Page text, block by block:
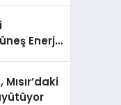
Enerjili